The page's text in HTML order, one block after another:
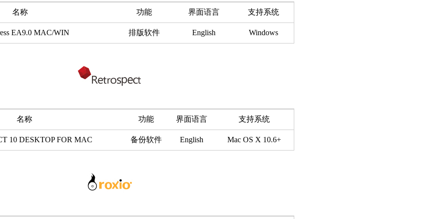
名称 功能 界面语言 支持系统
EA9.0 MAC/WIN 排版软件 English Windows
名称 功能 界面语言 支持系统
10 DESKTOP FOR MAC 备份软件 English Mac OS X 10.6+